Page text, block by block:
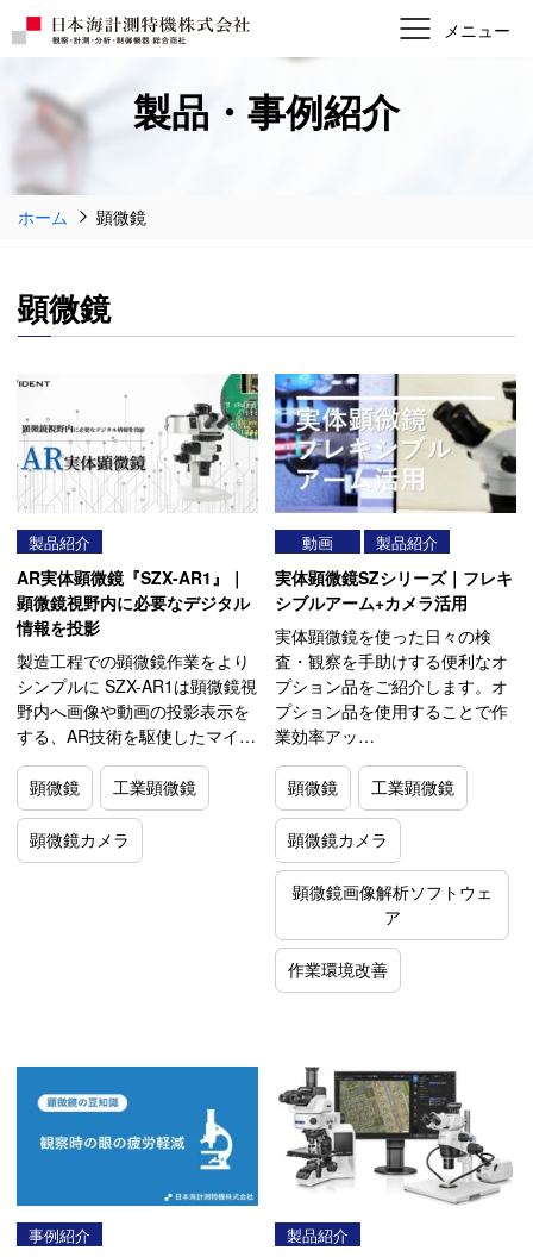
製品・事例紹介
ホーム 顕微鏡
顕微鏡
製品紹介
AR実体顕微鏡『SZX-AR1』｜
顕微鏡視野内に必要なデジタル
情報を投影
製造工程での顕微鏡作業をより
シンプルに SZX-AR1は顕微鏡視
野内へ画像や動画の投影表示を
する、AR技術を駆使したマイ…
顕微鏡 工業顕微鏡
顕微鏡カメラ
動画 製品紹介
実体顕微鏡SZシリーズ｜フレキ
シブルアーム+カメラ活用
実体顕微鏡を使った日々の検
査・観察を手助けする便利なオ
プション品をご紹介します。オ
プション品を使用することで作
業効率アッ…
顕微鏡 工業顕微鏡
顕微鏡カメラ
顕微鏡画像解析ソフトウェ
ア
作業環境改善
事例紹介 製品紹介